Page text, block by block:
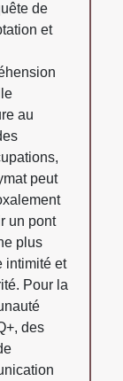
de
et
au
peut
un pont
plus
intimité et
Pour la
des